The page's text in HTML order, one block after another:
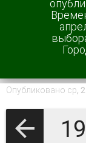
Опубликовано ср,